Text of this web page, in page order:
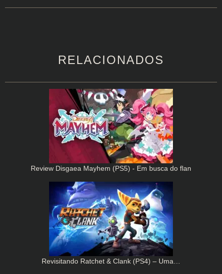
RELACIONADOS
Review Disgaea Mayhem (PS5) - Em busca do flan
Revisitando Ratchet & Clank (PS4) – Uma…